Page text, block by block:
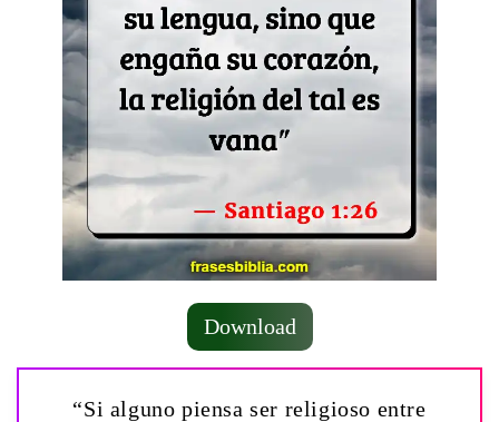
Download
“Si alguno piensa ser religioso entre